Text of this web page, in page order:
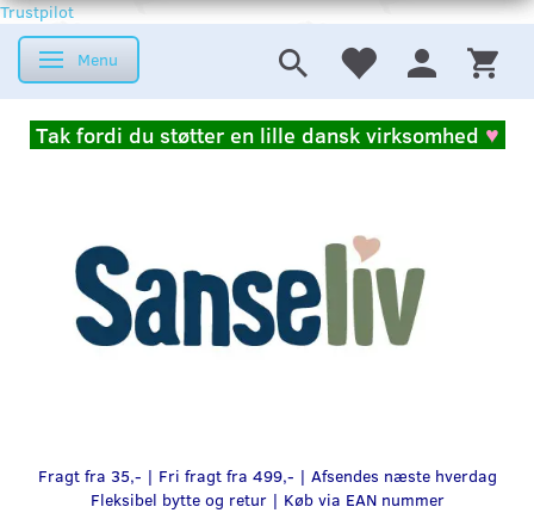
Trustpilot
Skifte navigation
Menu
Tak fordi du støtter en lille dansk virksomhed ♥
Fragt fra 35,- | Fri fragt fra 499,- | Afsendes næste hverdag
Fleksibel bytte og retur | Køb via EAN nummer